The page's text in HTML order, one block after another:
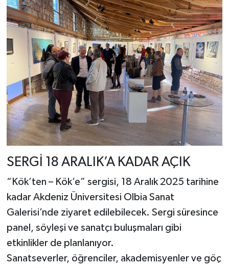
SERGİ 18 ARALIK’A KADAR AÇIK
“Kök’ten – Kök’e” sergisi, 18 Aralık 2025 tarihine
kadar Akdeniz Üniversitesi Olbia Sanat
Galerisi’nde ziyaret edilebilecek. Sergi süresince
panel, söyleşi ve sanatçı buluşmaları gibi
etkinlikler de planlanıyor.
Sanatseverler, öğrenciler, akademisyenler ve göç